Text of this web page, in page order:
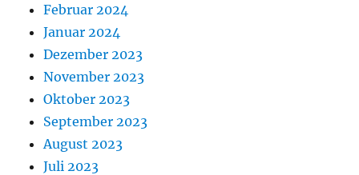
Februar 2024
Januar 2024
Dezember 2023
November 2023
Oktober 2023
September 2023
August 2023
Juli 2023